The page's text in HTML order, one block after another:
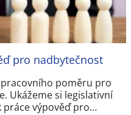
pro nadbytečnost
poměru pro
Ukážeme si legislativní
práce výpověď pro…